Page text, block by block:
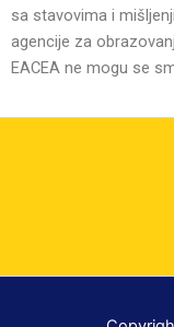
sa stavovima i
agencije za
EACEA ne mogu se